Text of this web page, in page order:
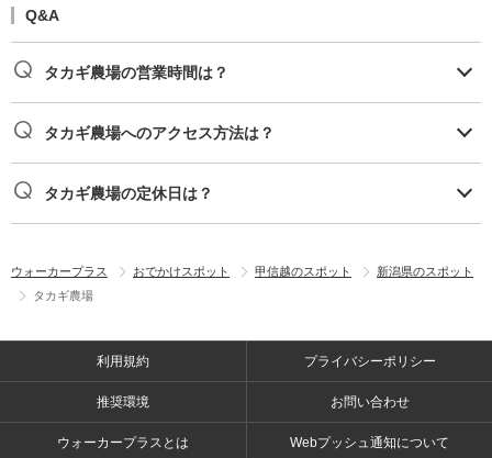
Q&A
タカギ農場の営業時間は？
タカギ農場へのアクセス方法は？
タカギ農場の定休日は？
ウォーカープラス おでかけスポット 甲信越のスポット
新潟県のスポット
タカギ農場
利用規約 プライバシーポリシー
推奨環境 お問い合わせ
ウォーカープラスとは Webプッシュ通知について